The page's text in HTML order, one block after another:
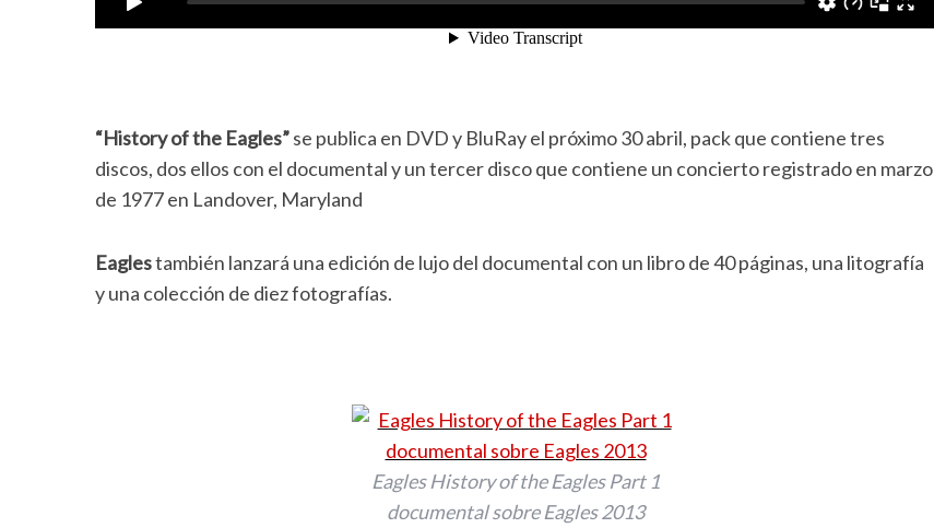
“History of the Eagles”se publica en DVD y BluRay el próximo 30 abril, pack que contiene tres
discos, dos ellos con el documental y un tercer disco que contiene un concierto registrado en marzo
de 1977 en Landover, Maryland
Eaglestambién lanzará una edición de lujo del documental con un libro de 40 páginas, una litografía
y una colección de diez fotografías.
Eagles History of the Eagles Part 1
documental sobre Eagles 2013